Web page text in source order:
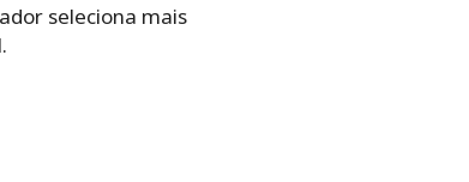
‌seleciona‌ ‌mais‌